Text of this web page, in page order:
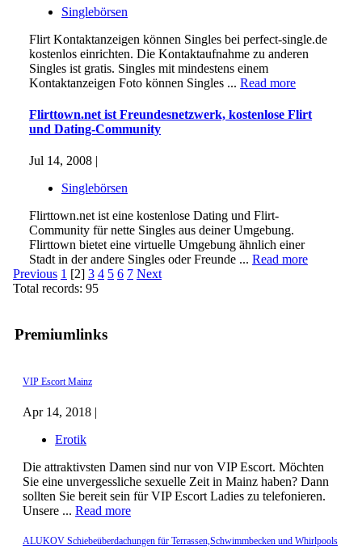
Premiumlinks
VIP Escort Mainz
Apr 14, 2018 |
Erotik
Die attraktivsten Damen sind nur von VIP Escort. Möchten
Sie eine unvergessliche sexuelle Zeit in Mainz haben? Dann
sollten Sie bereit sein für VIP Escort Ladies zu telefonieren.
Unsere ... Read more
ALUKOV Schiebeüberdachungen für Terrassen,Schwimmbecken und Whirlpools
Singlebörsen
Flirt Kontaktanzeigen können Singles bei perfect-single.de
kostenlos einrichten. Die Kontaktaufnahme zu anderen
Singles ist gratis. Singles mit mindestens einem
Kontaktanzeigen Foto können Singles ... Read more
Flirttown.net ist Freundesnetzwerk, kostenlose Flirt
und Dating-Community
Jul 14, 2008 |
Singlebörsen
Flirttown.net ist eine kostenlose Dating und Flirt-
Community für nette Singles aus deiner Umgebung.
Flirttown bietet eine virtuelle Umgebung ähnlich einer
Stadt in der andere Singles oder Freunde ... Read more
Previous 1 [2] 3 4 5 6 7 Next
Total records: 95